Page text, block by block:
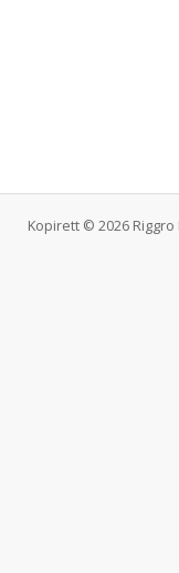
Kopirett © 2026